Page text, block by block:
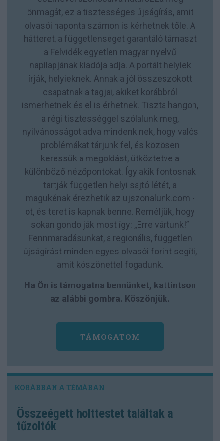
önmagát, ez a tisztességes újságírás, amit
olvasói naponta számon is kérhetnek tőle. A
hátteret, a függetlenséget garantáló támaszt
a Felvidék egyetlen magyar nyelvű
napilapjának kiadója adja. A portált helyiek
írják, helyieknek. Annak a jól összeszokott
csapatnak a tagjai, akiket korábbról
ismerhetnek és el is érhetnek. Tiszta hangon,
a régi tisztességgel szólalunk meg,
nyilvánosságot adva mindenkinek, hogy valós
problémákat tárjunk fel, és közösen
keressük a megoldást, ütköztetve a
különböző nézőpontokat. Így akik fontosnak
tartják független helyi sajtó létét, a
magukénak érezhetik az ujszonalunk.com -
ot, és teret is kapnak benne. Reméljük, hogy
sokan gondolják most így: „Erre vártunk!”
Fennmaradásunkat, a regionális, független
újságírást minden egyes olvasói forint segíti,
amit köszönettel fogadunk.
Ha Ön is támogatna bennünket, kattintson
az alábbi gombra. Köszönjük.
TÁMOGATOM
Összeégett holttestet találtak a
tűzoltók